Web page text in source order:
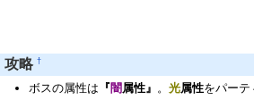
攻略 †
ボスの属性は 『 闇 属性』 。 光属性をパーテ